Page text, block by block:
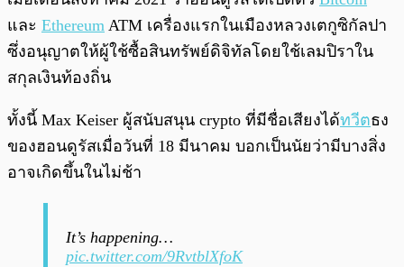
และ Ethereum ATM เครื่องแรกในเมืองหลวงเตกูซิกัลปา
ซึ่งอนุญาตให้ผู้ใช้ซื้อสินทรัพย์ดิจิทัลโดยใช้เลมปิราใน
สกุลเงินท้องถิ่น
ทั้งนี้ Max Keiser ผู้สนับสนุน crypto ที่มีชื่อเสียงได้ทวีตธง
ของฮอนดูรัสเมื่อวันที่ 18 มีนาคม บอกเป็นนัยว่ามีบางสิ่ง
อาจเกิดขึ้นในไม่ช้า
It’s happening…
pic.twitter.com/9RvtblXfoK